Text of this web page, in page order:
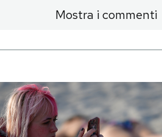
Mostra i commenti